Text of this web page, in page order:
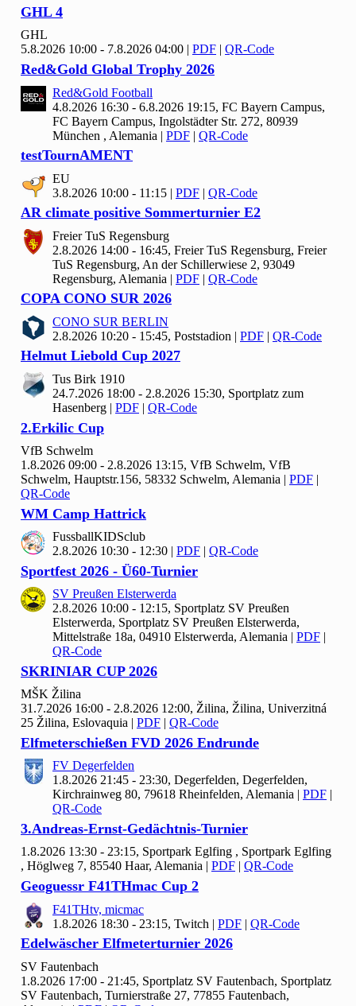
GHL 4
GHL
5.8.2026 10:00 - 7.8.2026 04:00 | PDF | QR-Code
Red&Gold Global Trophy 2026
Red&Gold Football
4.8.2026 16:30 - 6.8.2026 19:15, FC Bayern Campus,
FC Bayern Campus, Ingolstädter Str. 272, 80939
München , Alemania | PDF | QR-Code
testTournAMENT
EU
3.8.2026 10:00 - 11:15 | PDF | QR-Code
AR climate positive Sommerturnier E2
Freier TuS Regensburg
2.8.2026 14:00 - 16:45, Freier TuS Regensburg, Freier
TuS Regensburg, An der Schillerwiese 2, 93049
Regensburg, Alemania | PDF | QR-Code
COPA CONO SUR 2026
CONO SUR BERLIN
2.8.2026 10:20 - 15:45, Poststadion | PDF | QR-Code
Helmut Liebold Cup 2027
Tus Birk 1910
24.7.2026 18:00 - 2.8.2026 15:30, Sportplatz zum
Hasenberg | PDF | QR-Code
2.Erkilic Cup
VfB Schwelm
1.8.2026 09:00 - 2.8.2026 13:15, VfB Schwelm, VfB
Schwelm, Hauptstr.156, 58332 Schwelm, Alemania | PDF |
QR-Code
WM Camp Hattrick
FussballKIDSclub
2.8.2026 10:30 - 12:30 | PDF | QR-Code
Sportfest 2026 - Ü60-Turnier
SV Preußen Elsterwerda
2.8.2026 10:00 - 12:15, Sportplatz SV Preußen
Elsterwerda, Sportplatz SV Preußen Elsterwerda,
Mittelstraße 18a, 04910 Elsterwerda, Alemania | PDF |
QR-Code
SKRINIAR CUP 2026
MŠK Žilina
31.7.2026 16:00 - 2.8.2026 12:00, Žilina, Žilina, Univerzitná
25 Žilina, Eslovaquia | PDF | QR-Code
Elfmeterschießen FVD 2026 Endrunde
FV Degerfelden
1.8.2026 21:45 - 23:30, Degerfelden, Degerfelden,
Kirchrainweg 80, 79618 Rheinfelden, Alemania | PDF |
QR-Code
3.Andreas-Ernst-Gedächtnis-Turnier
1.8.2026 13:30 - 23:15, Sportpark Eglfing , Sportpark Eglfing
, Höglweg 7, 85540 Haar, Alemania
PDF QR-Code
Geoguessr F41THmac Cup 2
F41THtv, micmac
1.8.2026 18:30 - 23:15, Twitch | PDF | QR-Code
Edelwäscher Elfmeterturnier 2026
SV Fautenbach
1.8.2026 17:00 - 21:45, Sportplatz SV Fautenbach, Sportplatz
SV Fautenbach, Turnierstraße 27, 77855 Fautenbach,